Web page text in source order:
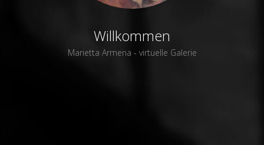
Willkommen
Marietta Armena - virtuelle Galerie